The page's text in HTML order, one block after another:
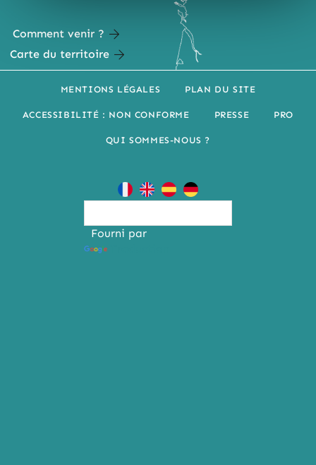
Comment venir ?
Carte du territoire
MENTIONS LÉGALES PLAN DU SITE
ACCESSIBILITÉ : NON CONFORME PRESSE PRO
QUI SOMMES-NOUS ?
Fourni par